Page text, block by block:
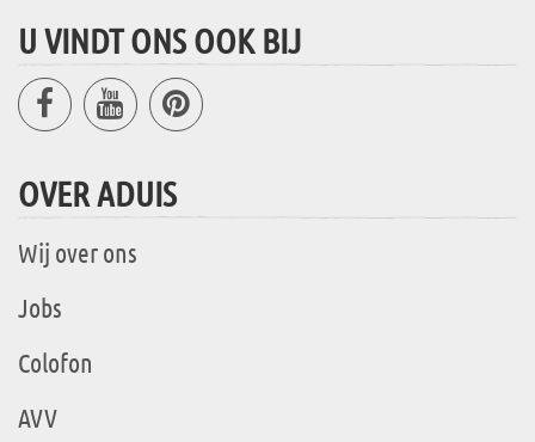
U VINDT ONS OOK BIJ
OVER ADUIS
Wij over ons
Jobs
Colofon
AVV